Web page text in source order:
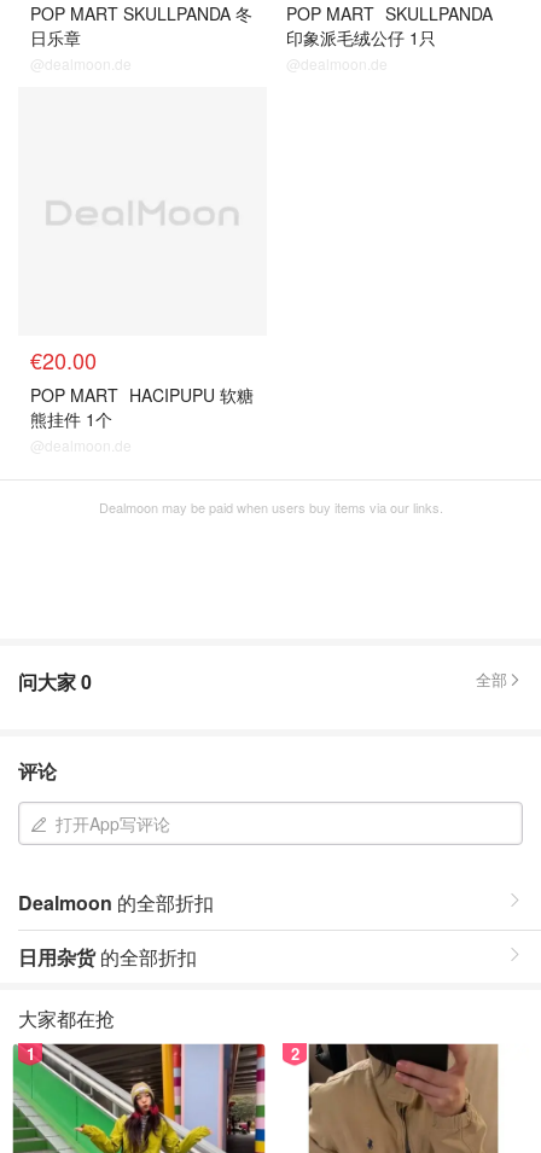
POP MART SKULLPANDA 冬
日乐章
@dealmoon.de
POP MART SKULLPANDA
印象派毛绒公仔 1只
@dealmoon.de
€20.00
POP MART HACIPUPU 软糖
熊挂件 1个
@dealmoon.de
Dealmoon may be paid when users buy items via our links.
问大家0 全部
评论
打开App写评论
Dealmoon 的全部折扣
日用杂货的全部折扣
大家都在抢
1 2